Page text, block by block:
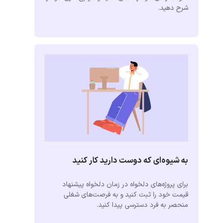
شرح دهید.
به شیوه‌ای که دوست دارید کار کنید
برای پروژه‌های دلخواه در زمان دلخواه پیشنهاد
قیمت خود را ثبت کنید و به فرصت‌های شغلی
منحصر به فرد دسترسی پیدا کنید.